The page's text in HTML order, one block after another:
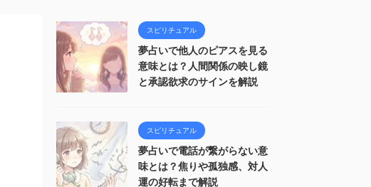
スピリチュアル
夢占いで他人のピアスを見る
意味とは？人間関係の映し鏡
と承認欲求のサインを解説
スピリチュアル
夢占いで電話が繋がらない意
味とは？焦りや孤独感、対人
運の好転まで解説